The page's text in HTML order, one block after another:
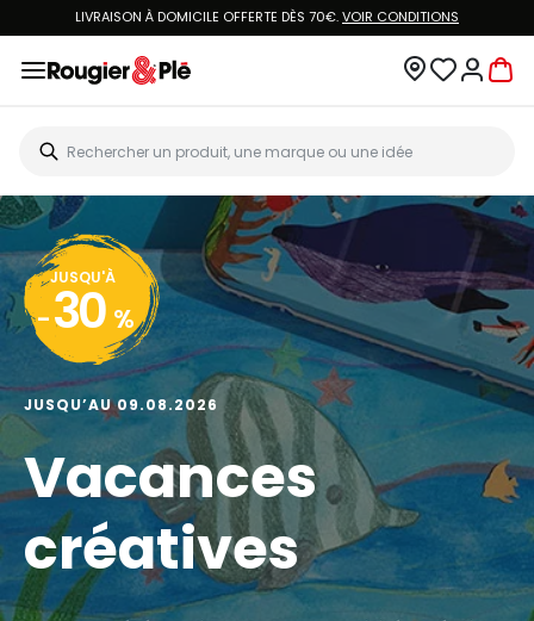
LIVRAISON À DOMICILE OFFERTE DÈS 70€.VOIR CONDITIONS
JUSQU'À
- 30 %
JUSQU’AU 09.08.2026
Vacances
créatives